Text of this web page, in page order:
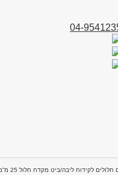
04-
חלולים לקידוח ליבה/ביט מקדח חלול 25 מ”מ HSS Nova עם מחזיק כלים QuickIN